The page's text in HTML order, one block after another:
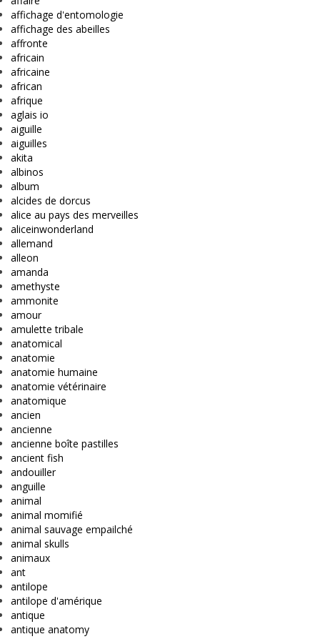
affichage d'entomologie
affichage des abeilles
affronte
africain
africaine
african
afrique
aglais io
aiguille
aiguilles
akita
albinos
album
alcides de dorcus
alice au pays des merveilles
aliceinwonderland
allemand
alleon
amanda
amethyste
ammonite
amour
amulette tribale
anatomical
anatomie
anatomie humaine
anatomie vétérinaire
anatomique
ancien
ancienne
ancienne boîte pastilles
ancient fish
andouiller
anguille
animal
animal momifié
animal sauvage empailché
animal skulls
animaux
ant
antilope
antilope d'amérique
antique
antique anatomy